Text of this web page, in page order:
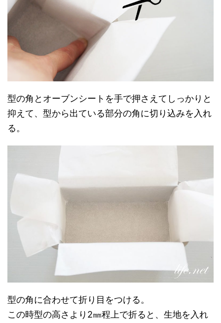
型の角とオーブンシートを手で押さえてしっかりと
抑えて、型から出ている部分の角に切り込みを入れ
る。
型の角に合わせて折り目をつける。
この時型の高さより2㎜程上で折ると、生地を入れ